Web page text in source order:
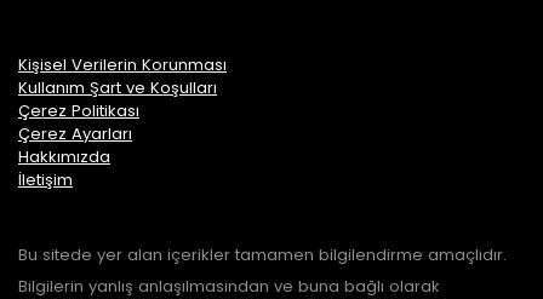
Kişisel Verilerin Korunması
Kullanım Şart ve Koşulları
Çerez Politikası
Çerez Ayarları
Hakkımızda
İletişim
Bu sitede yer alan içerikler tamamen bilgilendirme amaçlıdır.
Bilgilerin yanlış anlaşılmasından ve buna bağlı olarak